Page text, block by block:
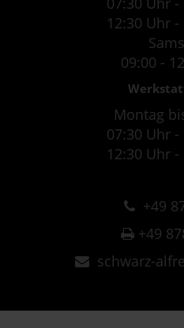
12:30 Uhr
09:00 -
Montag
07:30 Uhr
12:30 Uhr
+49
+49
schwarz-